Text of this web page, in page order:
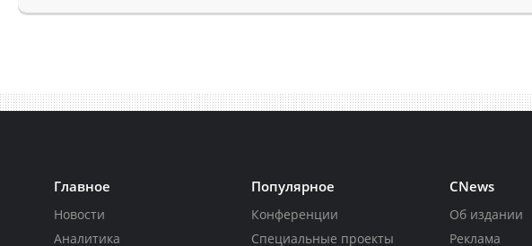
Главное
Новости
Аналитика
Популярное
Конференции
Специальные проекты
CNews
Об издании
Реклама